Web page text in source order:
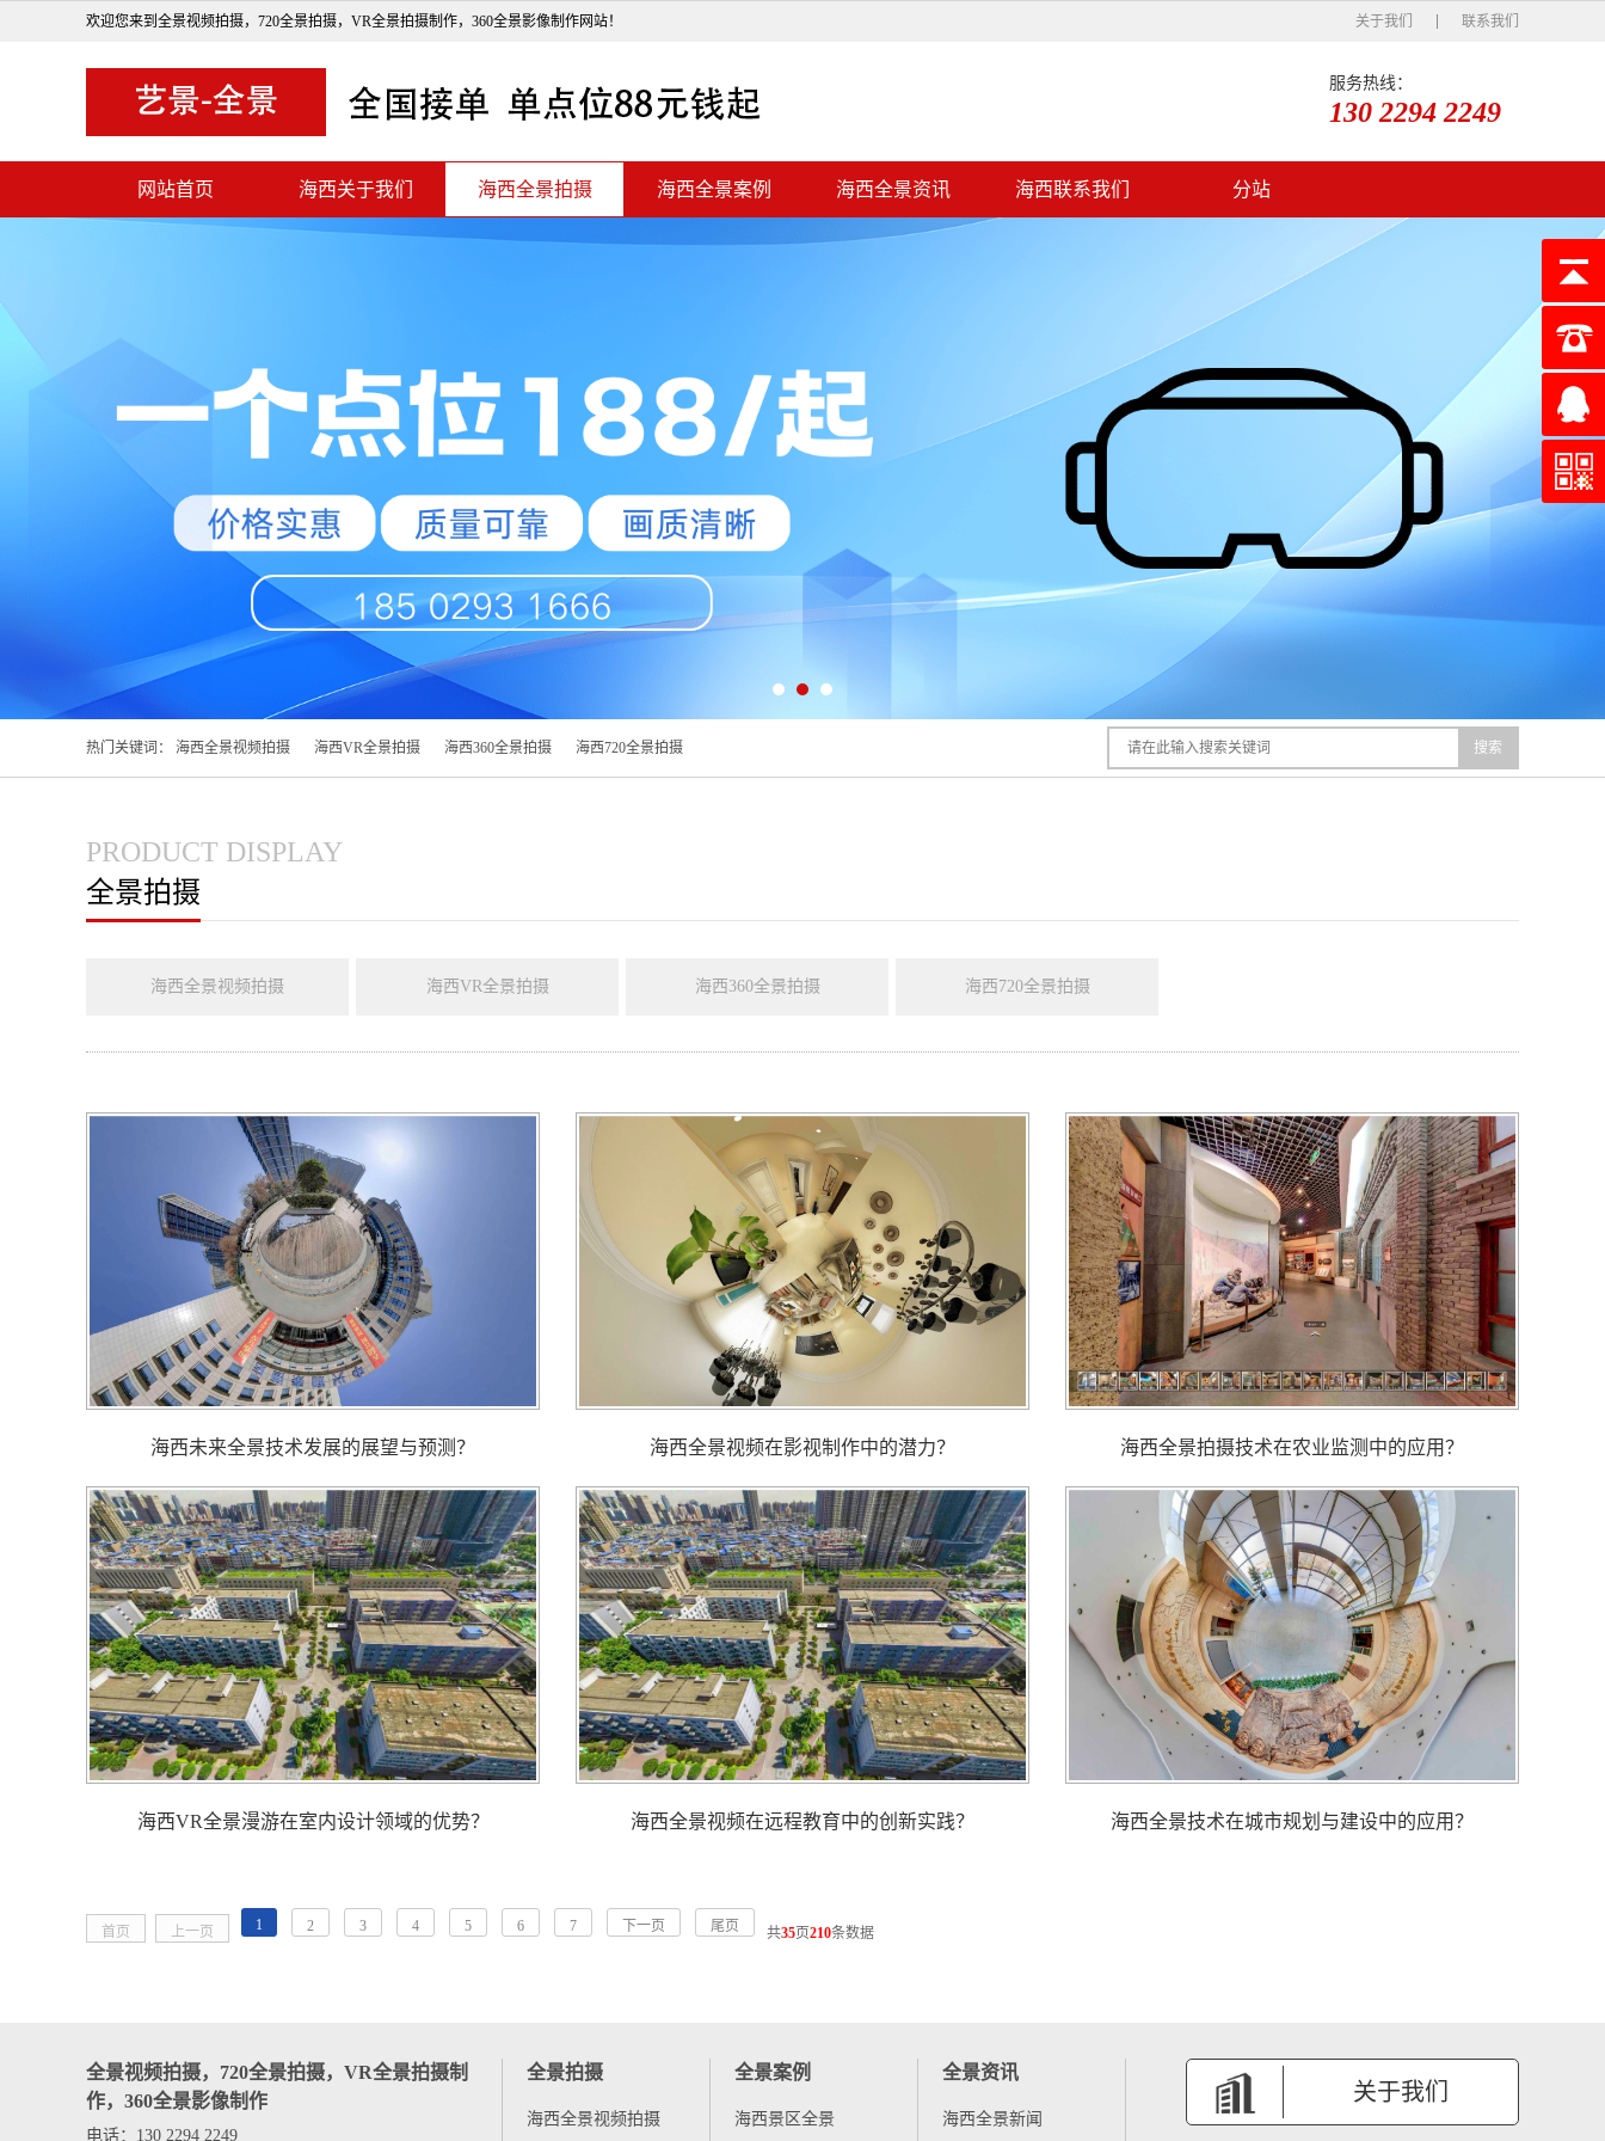
欢迎您来到全景视频拍摄，720全景拍摄，VR全景拍摄制作，360全景影像制作网站！ 关于我们 联系我们
服务热线：
130 2294 2249
网站首页 海西关于我们 海西全景拍摄 海西全景案例 海西全景资讯 海西联系我们 分站
热门关键词： 海西全景视频拍摄 海西VR全景拍摄 海西360全景拍摄 海西720全景拍摄 搜索
PRODUCT DISPLAY
全景拍摄
海西全景视频拍摄 海西VR全景拍摄 海西360全景拍摄 海西720全景拍摄
海西未来全景技术发展的展望与预测？ 海西全景视频在影视制作中的潜力？ 海西全景拍摄技术在农业监测中的应用？
海西VR全景漫游在室内设计领域的优势？ 海西全景视频在远程教育中的创新实践？ 海西全景技术在城市规划与建设中的应用？
首页 上一页 1 2 3 4 5 6 7 下一页 尾页 共35页210条数据
全景视频拍摄，720全景拍摄，VR全景拍摄制
作，360全景影像制作
电话：130 2294 2249
全景拍摄
海西全景视频拍摄
全景案例
海西景区全景
全景资讯
海西全景新闻
关于我们